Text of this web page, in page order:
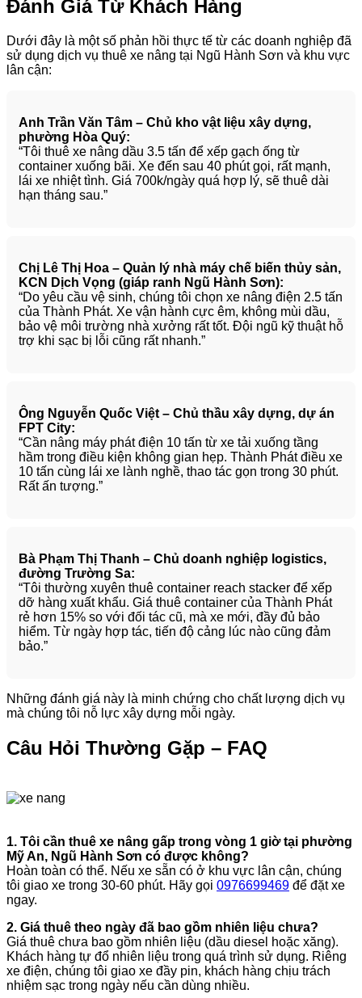
Đánh Giá Từ Khách Hàng
Dưới đây là một số phản hồi thực tế từ các doanh nghiệp đã
sử dụng dịch vụ thuê xe nâng tại Ngũ Hành Sơn và khu vực
lân cận:
Anh Trần Văn Tâm – Chủ kho vật liệu xây dựng,
phường Hòa Quý:
“Tôi thuê xe nâng dầu 3.5 tấn để xếp gạch ống từ
container xuống bãi. Xe đến sau 40 phút gọi, rất mạnh,
lái xe nhiệt tình. Giá 700k/ngày quá hợp lý, sẽ thuê dài
hạn tháng sau.”
Chị Lê Thị Hoa – Quản lý nhà máy chế biến thủy sản,
KCN Dịch Vọng (giáp ranh Ngũ Hành Sơn):
“Do yêu cầu vệ sinh, chúng tôi chọn xe nâng điện 2.5 tấn
của Thành Phát. Xe vận hành cực êm, không mùi dầu,
bảo vệ môi trường nhà xưởng rất tốt. Đội ngũ kỹ thuật hỗ
trợ khi sạc bị lỗi cũng rất nhanh.”
Ông Nguyễn Quốc Việt – Chủ thầu xây dựng, dự án
FPT City:
“Cần nâng máy phát điện 10 tấn từ xe tải xuống tầng
hầm trong điều kiện không gian hẹp. Thành Phát điều xe
10 tấn cùng lái xe lành nghề, thao tác gọn trong 30 phút.
Rất ấn tượng.”
Bà Phạm Thị Thanh – Chủ doanh nghiệp logistics,
đường Trường Sa:
“Tôi thường xuyên thuê container reach stacker để xếp
dỡ hàng xuất khẩu. Giá thuê container của Thành Phát
rẻ hơn 15% so với đối tác cũ, mà xe mới, đầy đủ bảo
hiểm. Từ ngày hợp tác, tiến độ cảng lúc nào cũng đảm
bảo.”
Những đánh giá này là minh chứng cho chất lượng dịch vụ
mà chúng tôi nỗ lực xây dựng mỗi ngày.
Câu Hỏi Thường Gặp – FAQ
1. Tôi cần thuê xe nâng gấp trong vòng 1 giờ tại phường
Mỹ An, Ngũ Hành Sơn có được không?
Hoàn toàn có thể. Nếu xe sẵn có ở khu vực lân cận, chúng
tôi giao xe trong 30-60 phút. Hãy gọi 0976699469 để đặt xe
ngay.
2. Giá thuê theo ngày đã bao gồm nhiên liệu chưa?
Giá thuê chưa bao gồm nhiên liệu (dầu diesel hoặc xăng).
Khách hàng tự đổ nhiên liệu trong quá trình sử dụng. Riêng
xe điện, chúng tôi giao xe đầy pin, khách hàng chịu trách
nhiệm sạc trong ngày nếu cần dùng nhiều.